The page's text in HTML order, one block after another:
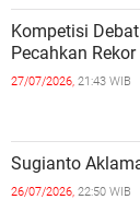
Kompetisi
Pecahkan Rekor
27/07/2026, 21:43 WIB
Sugianto
26/07/2026, 22:50 WIB